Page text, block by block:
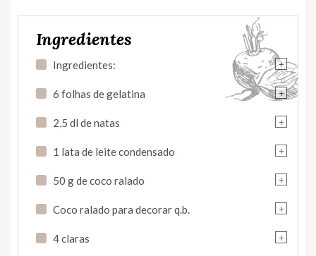
Ingredientes
+
Ingredientes:
+
6 folhas de gelatina
+
2,5 dl de natas
+
1 lata de leite condensado
+
50 g de coco ralado
+
Coco ralado para decorar q.b.
+
4 claras